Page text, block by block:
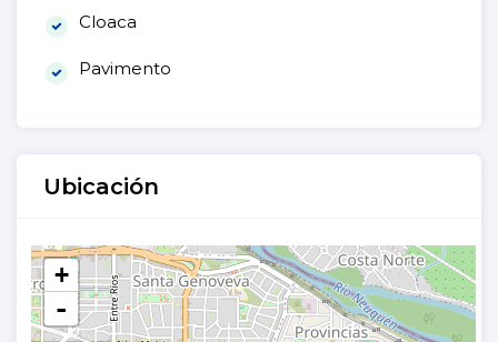
Cloaca
Pavimento
Ubicación
+
-